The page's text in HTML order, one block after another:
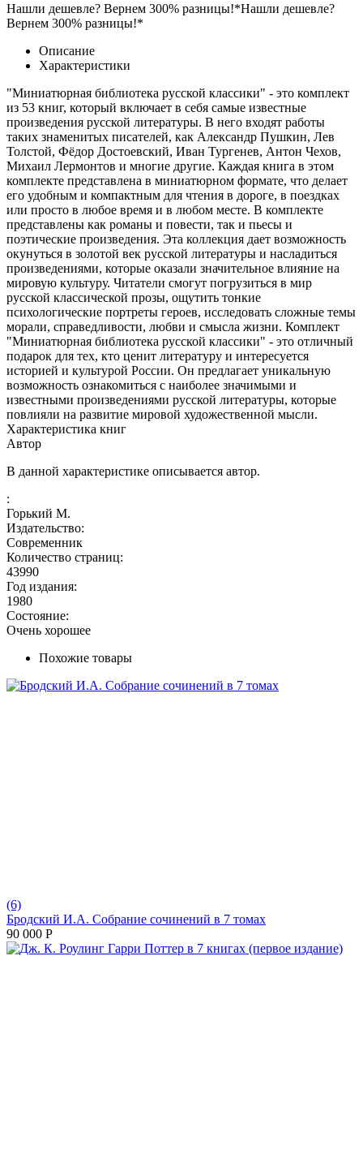
Нашли дешевле? Вернем 300% разницы!*Нашли дешевле?
Вернем 300% разницы!*
Описание
Характеристики
"Миниатюрная библиотека русской классики" - это комплект
из 53 книг, который включает в себя самые известные
произведения русской литературы. В него входят работы
таких знаменитых писателей, как Александр Пушкин, Лев
Толстой, Фёдор Достоевский, Иван Тургенев, Антон Чехов,
Михаил Лермонтов и многие другие. Каждая книга в этом
комплекте представлена в миниатюрном формате, что делает
его удобным и компактным для чтения в дороге, в поездках
или просто в любое время и в любом месте. В комплекте
представлены как романы и повести, так и пьесы и
поэтические произведения. Эта коллекция дает возможность
окунуться в золотой век русской литературы и насладиться
произведениями, которые оказали значительное влияние на
мировую культуру. Читатели смогут погрузиться в мир
русской классической прозы, ощутить тонкие
психологические портреты героев, исследовать сложные темы
морали, справедливости, любви и смысла жизни. Комплект
"Миниатюрная библиотека русской классики" - это отличный
подарок для тех, кто ценит литературу и интересуется
историей и культурой России. Он предлагает уникальную
возможность ознакомиться с наиболее значимыми и
известными произведениями русской литературы, которые
повлияли на развитие мировой художественной мысли.
Характеристика книг
Автор
В данной характеристике описывается автор.
:
Горький М.
Издательство:
Современник
Количество страниц:
43990
Год издания:
1980
Состояние:
Очень хорошее
Похожие товары
(6)
Бродский И.А. Собрание сочинений в 7 томах
90 000 Р